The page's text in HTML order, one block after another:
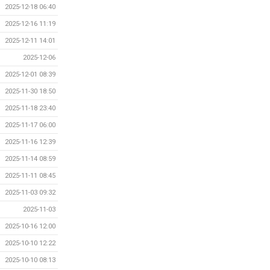
2025-12-18 06:40
2025-12-16 11:19
2025-12-11 14:01
2025-12-06
2025-12-01 08:39
2025-11-30 18:50
2025-11-18 23:40
2025-11-17 06:00
2025-11-16 12:39
2025-11-14 08:59
2025-11-11 08:45
2025-11-03 09:32
2025-11-03
2025-10-16 12:00
2025-10-10 12:22
2025-10-10 08:13